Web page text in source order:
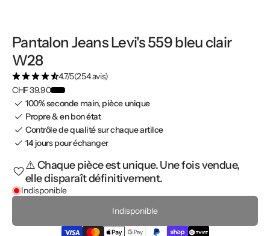
Pantalon Jeans Levi's 559 bleu clair
W28
4.7/5(254 avis)
CHF 39.90
100% seconde main, pièce unique
Propre & en bon état
Contrôle de qualité sur chaque artilce
14 jours pour échanger
⚠️ Chaque pièce est unique. Une fois vendue,
elle disparaît définitivement.
Indisponible
Indisponible